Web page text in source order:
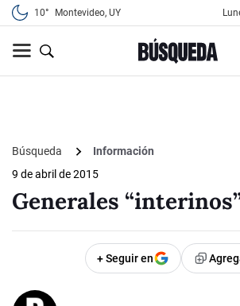
10° Montevideo, UY
Búsqueda
Información
9 de abril de 2015
Generales
+ Seguir en